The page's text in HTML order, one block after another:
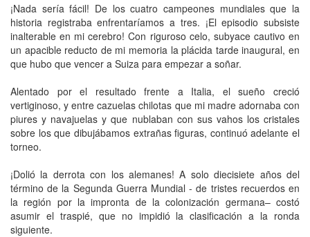
¡Nada sería fácil! De los cuatro campeones mundiales que la
historia registraba enfrentaríamos a tres. ¡El episodio subsiste
inalterable en mi cerebro! Con riguroso celo, subyace cautivo en
un apacible reducto de mi memoria la plácida tarde inaugural, en
que hubo que vencer a Suiza para empezar a soñar.
Alentado por el resultado frente a Italia, el sueño creció
vertiginoso, y entre cazuelas chilotas que mi madre adornaba con
piures y navajuelas y que nublaban con sus vahos los cristales
sobre los que dibujábamos extrañas figuras, continuó adelante el
torneo.
¡Dolió la derrota con los alemanes! A solo diecisiete años del
término de la Segunda Guerra Mundial - de tristes recuerdos en
la región por la impronta de la colonización germana– costó
asumir el traspié, que no impidió la clasificación a la ronda
siguiente.